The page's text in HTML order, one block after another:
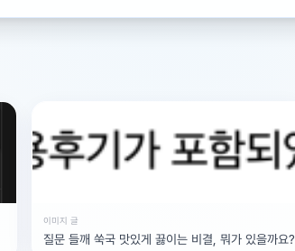
이미지 글
질문 들깨 쑥국 맛있게 끓이는 비결, 뭐가 있을까요?